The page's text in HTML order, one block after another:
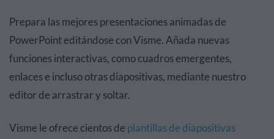
Prepara las mejores presentaciones animadas de
PowerPoint editándose con Visme. Añada nuevas
funciones interactivas, como cuadros emergentes,
enlaces e incluso otras diapositivas, mediante nuestro
editor de arrastrar y soltar.
Visme le ofrece cientos de plantillas de diapositivas